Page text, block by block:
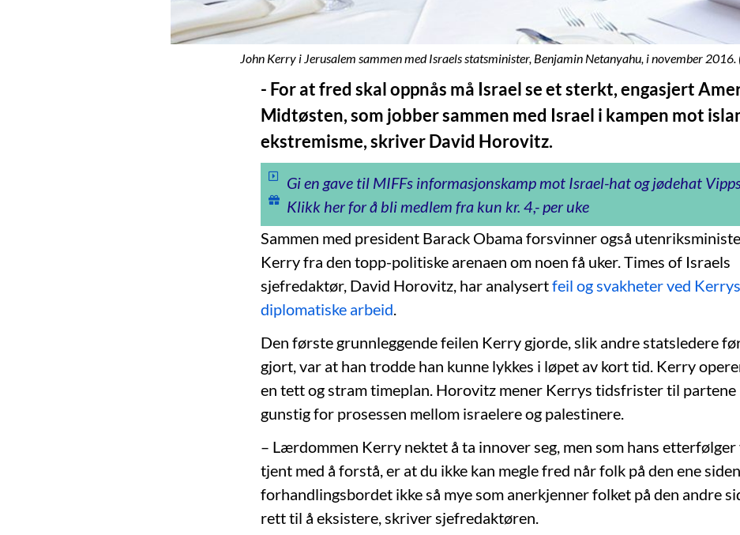
John Kerry i Jerusalem sammen med Israels statsminister, Benjamin Netanyahu, i november 2016.
- For at fred skal oppnås må Israel se et sterkt, engasjert
Midtøsten, som jobber sammen med Israel i kampen mot
ekstremisme, skriver David Horovitz.
Gi en gave til MIFFs informasjonskamp mot Israel-hat og jødehat
Klikk her for å bli medlem fra kun kr. 4,- per uke
Sammen med president Barack Obama forsvinner også
Kerry fra den topp-politiske arenaen om noen få uker. Times of Israels
sjefredaktør, David Horovitz, har analysertfeil og svakheter ved Kerrys
diplomatiske arbeid.
Den første grunnleggende feilen Kerry gjorde, slik andre statsledere
gjort, var at han trodde han kunne lykkes i løpet av kort tid. Kerry
en tett og stram timeplan. Horovitz mener Kerrys tidsfrister til partene
gunstig for prosessen mellom israelere og palestinere.
– Lærdommen Kerry nektet å ta innover seg, men som hans
tjent med å forstå, er at du ikke kan megle fred når folk på den ene
forhandlingsbordet ikke så mye som anerkjenner folket på den andre
rett til å eksistere, skriver sjefredaktøren.